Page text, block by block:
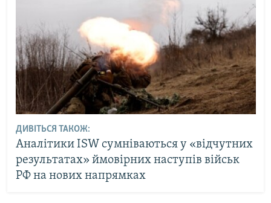
ДИВІТЬСЯ ТАКОЖ:
Аналітики ISW сумніваються у «відчутних
результатах» ймовірних наступів військ
РФ на нових напрямках